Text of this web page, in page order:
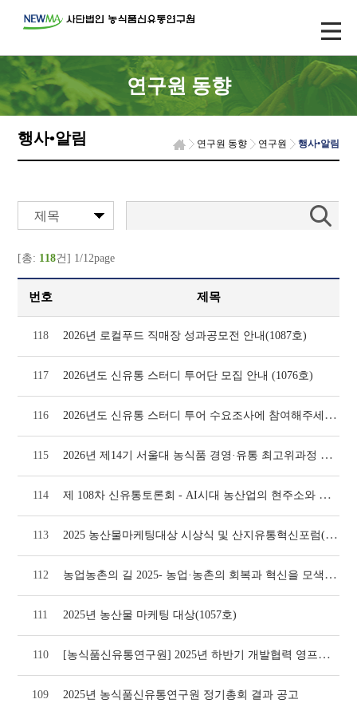
연구원 동향
행사•알림 연구원 동향 연구원 행사•알림
제목
[총: 118건] 1/12page
번호 제목
118 2026년 로컬푸드 직매장 성과공모전 안내(1087호)
117 2026년도 신유통 스터디 투어단 모집 안내 (1076호)
116 2026년도 신유통 스터디 투어 수요조사에 참여해주세요!(1074호)
115 2026년 제14기 서울대 농식품 경영·유통 최고위과정 모집 안내(1073호)
114 제 108차 신유통토론회 - AI시대 농산업의 현주소와 미래 대응방안(1064호)
113 2025 농산물마케팅대상 시상식 및 산지유통혁신포럼(1064호)
112 농업농촌의 길 2025- 농업·농촌의 회복과 혁신을 모색하자(1058호)
111 2025년 농산물 마케팅 대상(1057호)
110 [농식품신유통연구원] 2025년 하반기 개발협력 영프로페셔널(YP) 모집
109 2025년 농식품신유통연구원 정기총회 결과 공고